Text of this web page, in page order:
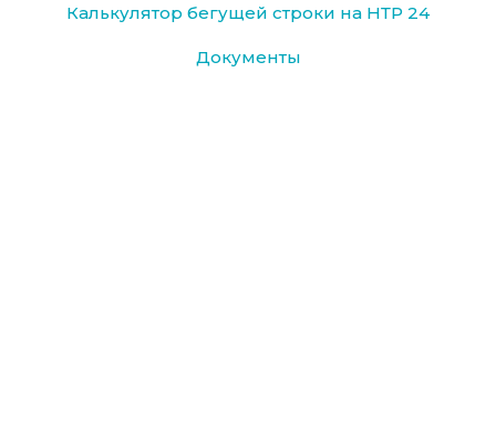
Калькулятор бегущей строки на НТР 24
Документы